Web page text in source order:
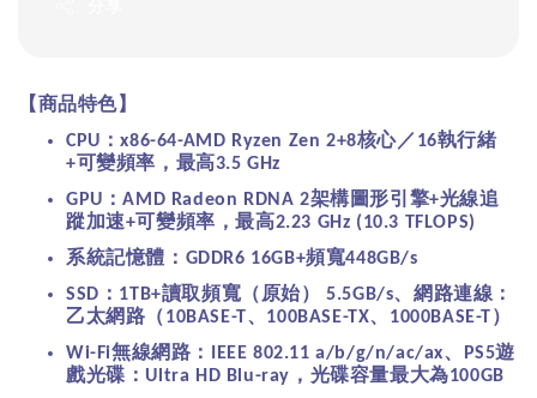
【商品特色】
CPU ：x86-64-AMD Ryzen Zen 2+8核心／ 16執行緒
+可變頻率，最高3.5 GHz
GPU ：AMD Radeon RDNA 2架構圖形引擎+光線追
蹤加速+可變頻率，最高2.23 GHz (10.3 TFLOPS)
系統記憶體： GDDR6 16GB+頻寬448GB/s
SSD ： 1TB+讀取頻寬（原始） 5.5GB/s、網路連線：
乙太網路（10BASE-T、 100BASE-TX、 1000BASE-T）
Wi-Fi無線網路： IEEE 802.11 a/b/g/n/ac/ax、 PS5遊
戲光碟： Ultra HD Blu-ray ，光碟容量最大為100GB